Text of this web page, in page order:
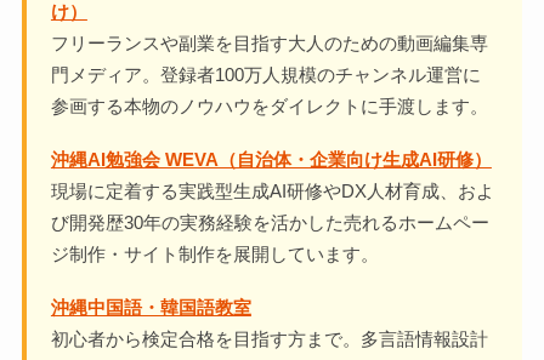
け）
フリーランスや副業を目指す大人のための動画編集専
門メディア。登録者100万人規模のチャンネル運営に
参画する本物のノウハウをダイレクトに手渡します。
沖縄AI勉強会 WEVA（自治体・企業向け生成AI研修）
現場に定着する実践型生成AI研修やDX人材育成、およ
び開発歴30年の実務経験を活かした売れるホームペー
ジ制作・サイト制作を展開しています。
沖縄中国語・韓国語教室
初心者から検定合格を目指す方まで。多言語情報設計